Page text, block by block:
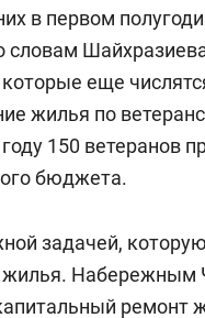
в первом
словам
еще
жилья по
150 ветеранов
бюджета.
задачей,
Набережным
ремонт